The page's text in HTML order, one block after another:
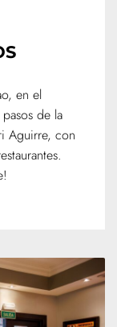
en el
de la
Aguirre, con